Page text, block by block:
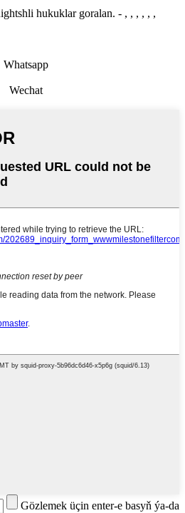
hukuklar goralan. - , , , , , ,
Whatsapp
Wechat
Gözlemek üçin enter-e basyň ýa-da